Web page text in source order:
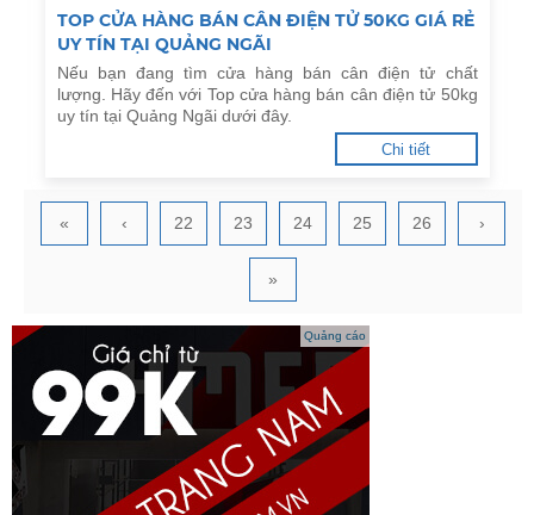
TOP CỬA HÀNG BÁN CÂN ĐIỆN TỬ 50KG GIÁ RẺ
UY TÍN TẠI QUẢNG NGÃI
Nếu bạn đang tìm cửa hàng bán cân điện tử chất
lượng. Hãy đến với Top cửa hàng bán cân điện tử 50kg
uy tín tại Quảng Ngãi dưới đây.
Chi tiết
« ‹ 22 23 24 25 26 ›
»
Quảng cáo